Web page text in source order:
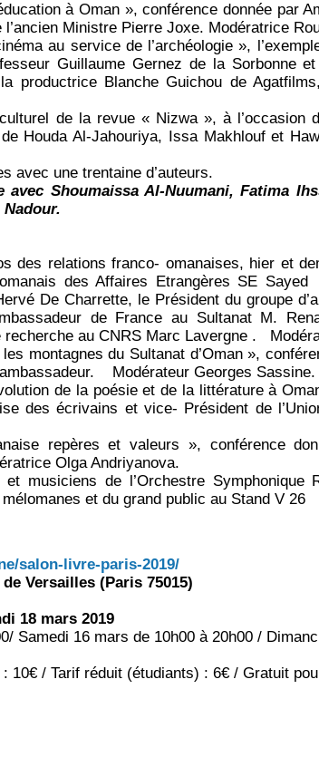
à Oman », conférence donnée par
l’ancien Ministre Pierre Joxe. Modératrice
au service de l’archéologie »,
Guillaume Gernez de la Sorbonne
productrice Blanche Guichou de
de la revue « Nizwa », à l’occasion
Houda Al-Jahouriya, Issa Makhlouf et
avec une trentaine d’auteurs.
Shoumaissa Al-Nuumani, Fatima
des relations franco- omanaises, hier et
des Affaires Etrangères SE Sayed
De Charrette, le Président du groupe
de France au Sultanat M.
recherche au CNRS Marc Lavergne .
montagnes du Sultanat d’Oman »,
Modérateur Georges Sassine.
de la poésie et de la littérature à
des écrivains et vice- Président de
repères et valeurs », conférence
Olga Andriyanova.
et musiciens de l’Orchestre Symphonique
et du grand public au Stand V 26
salon-livre-paris-2019/
Versailles (Paris 75015)
18 mars 2019
Samedi 16 mars de 10h00 à 20h00 /
10€ / Tarif réduit (étudiants) : 6€ / Gratuit